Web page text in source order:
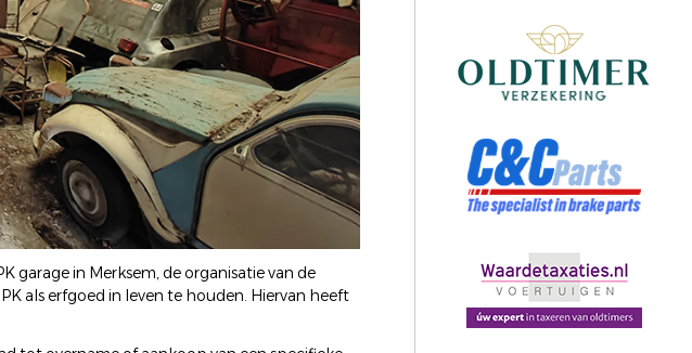
garage in Merksem, de organisatie van de
als erfgoed in leven te houden. Hiervan heeft